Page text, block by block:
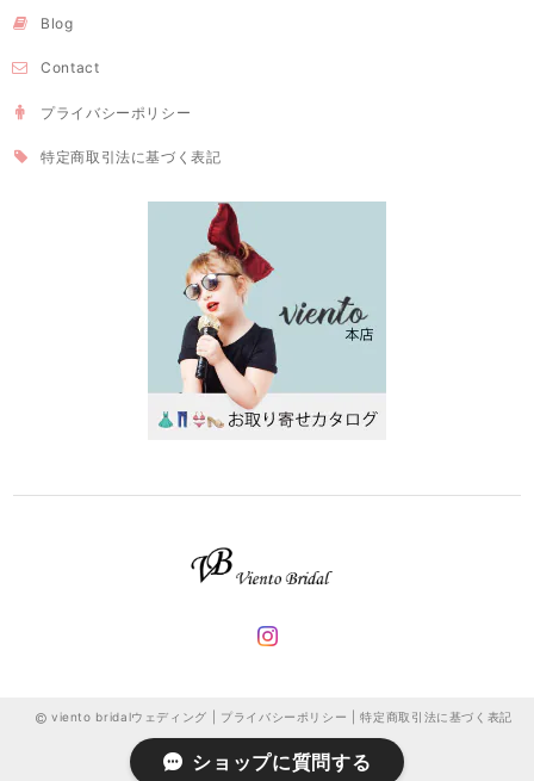
Blog
Contact
プライバシーポリシー
特定商取引法に基づく表記
viento bridalウェディング | プライバシーポリシー |特定商取引法に基づく表記
ショップに質問する